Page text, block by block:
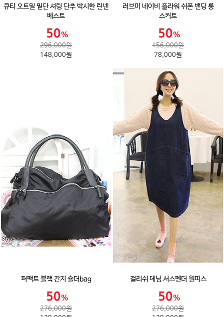
큐티 오트밀 밑단 셔링 단추 박시한 린넨
베스트
296,000원
148,000원
러브미 네이비 플라워 쉬폰 밴딩 롱
스커트
156,000원
78,000원
퍼팩트 블랙 간지 숄더bag
276,000원
걸리쉬 데님 서스펜더 원피스
276,000원